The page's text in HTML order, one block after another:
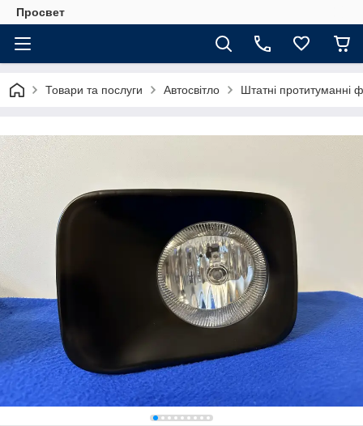
Просвет
Товари та послуги Автосвітло Штатні протитуманні